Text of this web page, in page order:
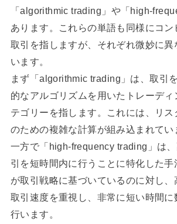
「algorithmic trading」や「high-
あります。これらの単語も同様にコン
取引を指しますが、それぞれ微妙に異
います。
まず「algorithmic trading」は、取引
的なアルゴリズムを用いたトレーディ
テゴリーを指します。これには、リス
のための複雑な計算が組み込まれてい
一方で「high-frequency trading」は
引を短時間内に行うことに特化した
が取引戦略に基づいているのに対し、
取引速度を重視し、非常に短い時間に
行います。